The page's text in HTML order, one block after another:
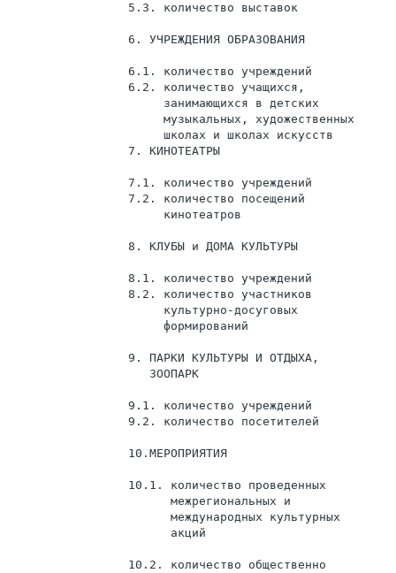
5.3. количество выставок
                 6. УЧРЕЖДЕНИЯ ОБРАЗОВАНИЯ
6.1. количество учреждений
6.2. количество учащихся,
                      занимающихся в детских
                      музыкальных, художественных
                      школах и школах искусств
                 7. КИНОТЕАТРЫ
7.1. количество учреждений
7.2. количество посещений
                      кинотеатров
                 8. КЛУБЫ и ДОМА КУЛЬТУРЫ
8.1. количество учреждений
8.2. количество участников
                      культурно-досуговых
                      формирований
                 9. ПАРКИ КУЛЬТУРЫ И ОТДЫХА,
                    ЗООПАРК
9.1. количество учреждений
9.2. количество посетителей
                 10.МЕРОПРИЯТИЯ
10.1. количество проведенных
                       межрегиональных и
                       международных культурных
                       акций
10.2. количество общественно